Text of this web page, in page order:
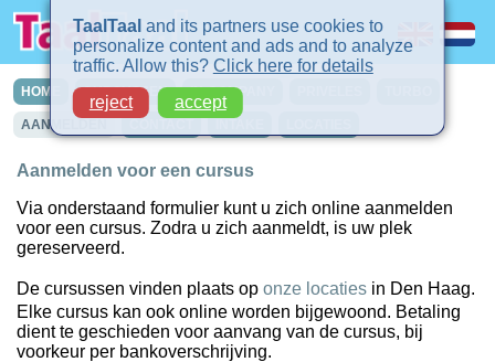
HOME CURSUSSEN IN-COMPANY
AANMELDEN
Aanmelden voor een cursus
Via onderstaand formulier kunt u zich online aanmelden
voor een cursus. Zodra u zich aanmeldt, is uw plek
gereserveerd.
De cursussen vinden plaats op onze locaties in Den Haag.
Elke cursus kan ook online worden bijgewoond. Betaling
dient te geschieden voor aanvang van de cursus, bij
voorkeur per bankoverschrijving.
TaalTaal and its partners use cookies to
personalize content and ads and to analyze
traffic. Allow this? Click here for details
reject
accept